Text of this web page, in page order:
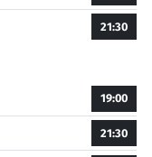
21:30
19:00
21:30